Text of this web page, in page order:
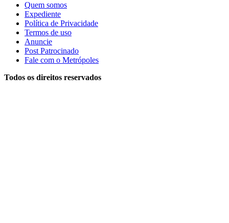
Quem somos
Expediente
Política de Privacidade
Termos de uso
Anuncie
Post Patrocinado
Fale com o Metrópoles
Todos os direitos reservados